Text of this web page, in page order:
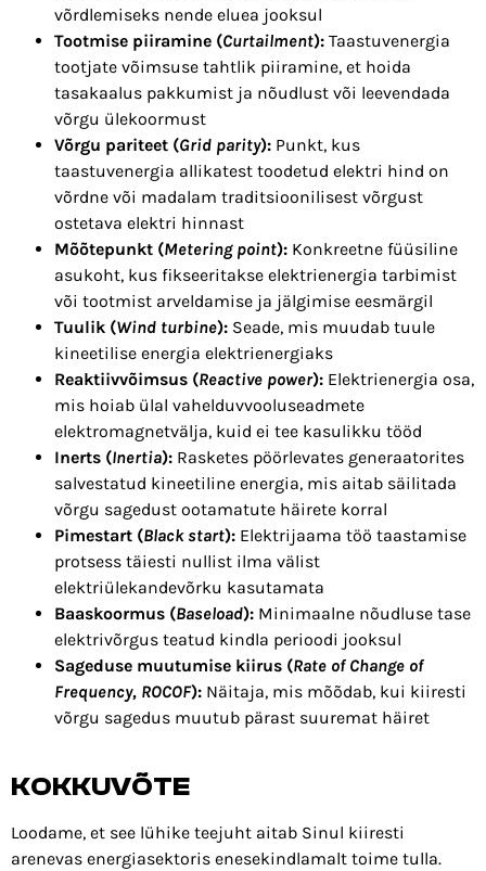
võrdlemiseks nende eluea jooksul
Tootmise piiramine (Curtailment): Taastuvenergia
tootjate võimsuse tahtlik piiramine, et hoida
tasakaalus pakkumist ja nõudlust või leevendada
võrgu ülekoormust
Võrgu pariteet (Grid parity): Punkt, kus
taastuvenergia allikatest toodetud elektri hind on
võrdne või madalam traditsioonilisest võrgust
ostetava elektri hinnast
Mõõtepunkt (Metering point): Konkreetne füüsiline
asukoht, kus fikseeritakse elektrienergia tarbimist
või tootmist arveldamise ja jälgimise eesmärgil
Tuulik (Wind turbine): Seade, mis muudab tuule
kineetilise energia elektrienergiaks
Reaktiivvõimsus (Reactive power): Elektrienergia osa,
mis hoiab ülal vahelduvvooluseadmete
elektromagnetvälja, kuid ei tee kasulikku tööd
Inerts (Inertia): Rasketes pöörlevates generaatorites
salvestatud kineetiline energia, mis aitab säilitada
võrgu sagedust ootamatute häirete korral
Pimestart (Black start): Elektrijaama töö taastamise
protsess täiesti nullist ilma välist
elektriülekandevõrku kasutamata
Baaskoormus (Baseload): Minimaalne nõudluse tase
elektrivõrgus teatud kindla perioodi jooksul
Sageduse muutumise kiirus (Rate of Change of
Frequency, ROCOF): Näitaja, mis mõõdab, kui kiiresti
võrgu sagedus muutub pärast suuremat häiret
KOKKUVÕTE
Loodame, et see lühike teejuht aitab Sinul kiiresti
arenevas energiasektoris enesekindlamalt toime tulla.